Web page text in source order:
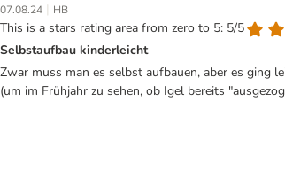
07.08.24 | HB
This is a stars rating area from zero to 5: 5/5
Selbstaufbau kinderleicht
Zwar muss man es selbst aufbauen, aber es ging
(um im Frühjahr zu sehen, ob Igel bereits